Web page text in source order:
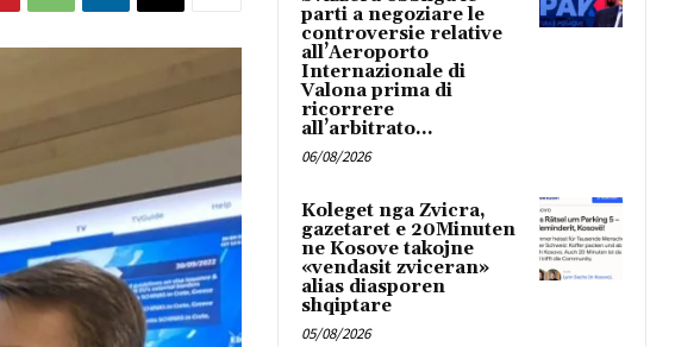
parti a negoziare le
controversie relative
all’Aeroporto
Internazionale di
Valona prima di
ricorrere
all’arbitrato...
06/08/2026
Koleget nga Zvicra,
gazetaret e 20Minuten
ne Kosove takojne
«vendasit zviceran»
alias diasporen
shqiptare
05/08/2026